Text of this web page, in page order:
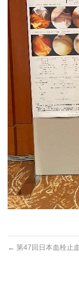
← 第47回日本血栓止